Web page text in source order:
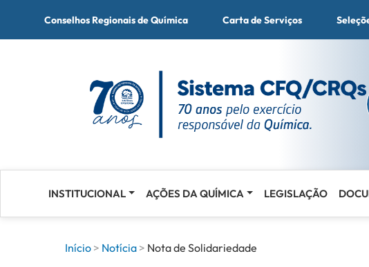
Conselhos Regionais de Química Carta de Serviços
INSTITUCIONAL AÇÕES DA QUÍMICA LEGISLAÇÃO
o
Início Notícia Nota de Solidariedade